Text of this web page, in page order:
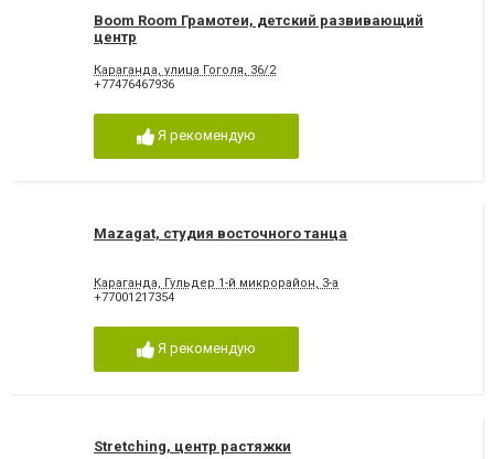
Boom Room Грамотеи, детский развивающий
центр
Караганда, улица Гоголя, 36/2
+77476467936
Я рекомендую
Mazagat, студия восточного танца
Караганда, Гульдер 1-й микрорайон, 3-а
+77001217354
Я рекомендую
Stretching, центр растяжки